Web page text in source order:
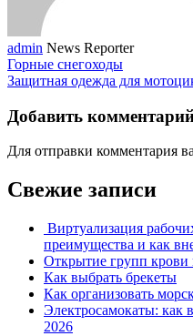
admin News Reporter
Горные снегоходы
Защитная одежда для
Добавить
Для отправки комментария
Свежие записи
Виртуализация
преимущества и как
Открытие групп крови
Как выбрать брекеты
Как организовать
Электросамокаты: как
2026